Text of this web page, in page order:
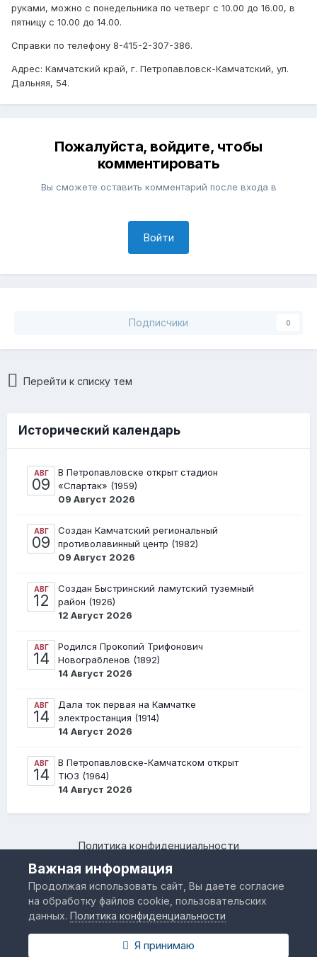
руками, можно с понедельника по четверг с 10.00 до 16.00, в
пятницу с 10.00 до 14.00.
Справки по телефону 8-415-2-307-386.
Адрес: Камчатский край, г. Петропавловск-Камчатский, ул.
Дальняя, 54.
Пожалуйста, войдите, чтобы
комментировать
Вы сможете оставить комментарий после входа в
Войти
Подписчики 0
Перейти к списку тем
Исторический календарь
АВГ
09
В Петропавловске открыт стадион
«Спартак» (1959)
09 Август 2026
АВГ
09
Создан Камчатский региональный
противолавинный центр (1982)
09 Август 2026
АВГ
12
Создан Быстринский ламутский туземный
район (1926)
12 Август 2026
АВГ
14
Родился Прокопий Трифонович
Новограбленов (1892)
14 Август 2026
АВГ
14
Дала ток первая на Камчатке
электростанция (1914)
14 Август 2026
АВГ
14
В Петропавловске-Камчатском открыт
ТЮЗ (1964)
14 Август 2026
Политика конфиденциальности
Камчатский региональный форум "Я люблю Камчатку –
www.IloveKamchatka.ru"
Powered by Invision Community
Важная информация
Продолжая использовать сайт, Вы даете согласие
на обработку файлов cookie, пользовательских
данных.Политика конфиденциальности
Я принимаю